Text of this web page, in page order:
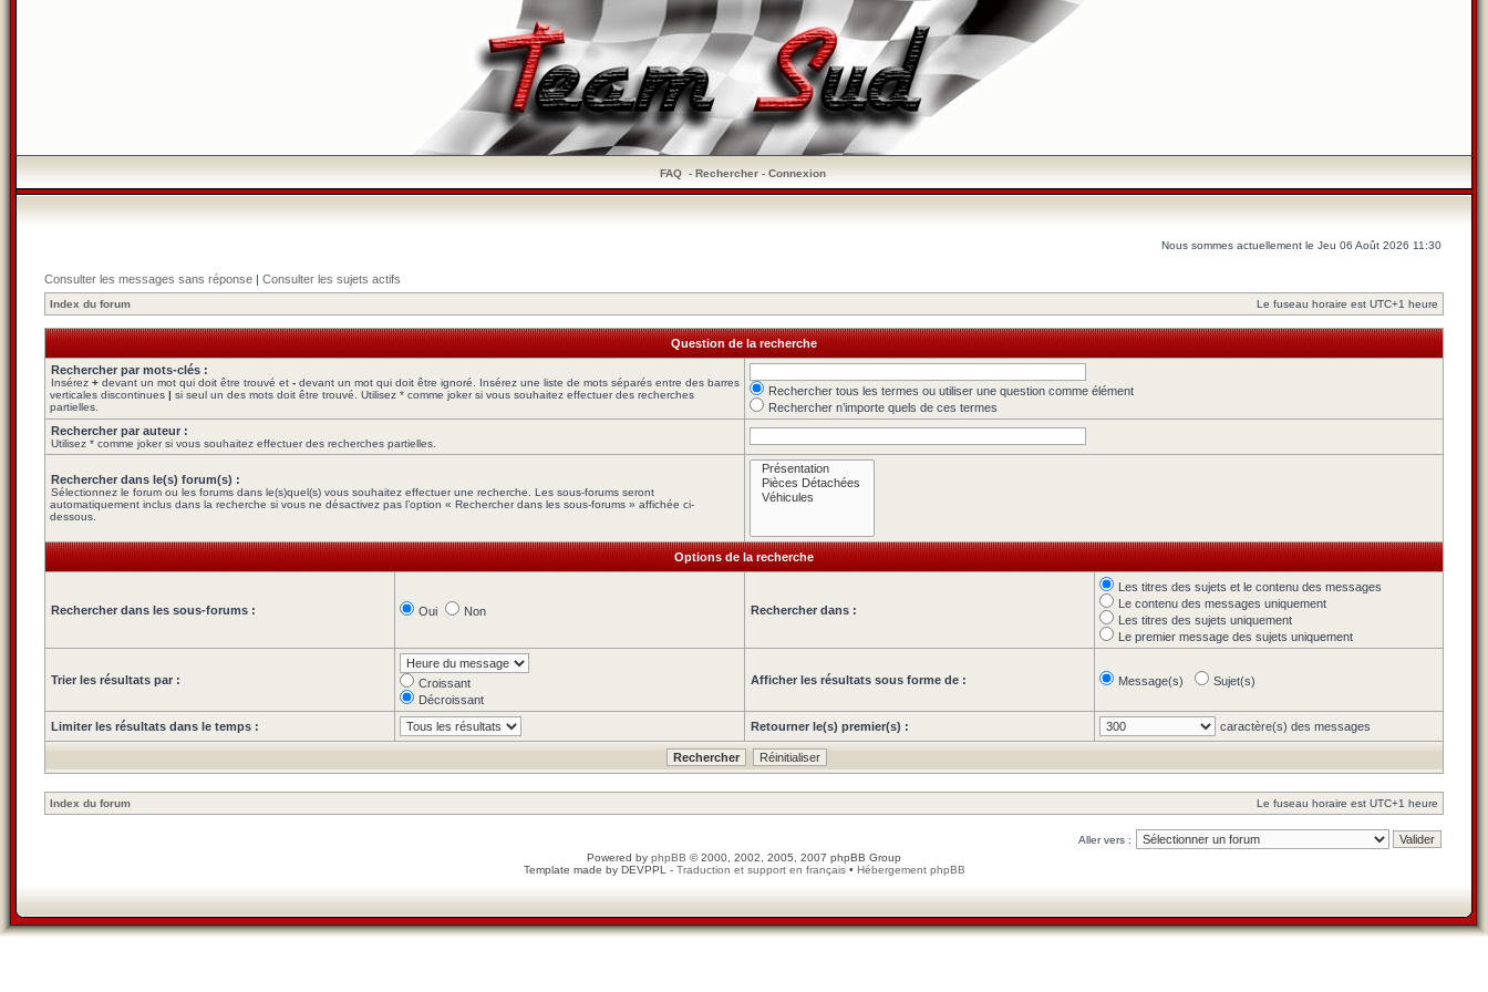
FAQ- Rechercher- Connexion
Nous sommes actuellement le Jeu 06 Août 2026 11:30
Consulter les messages sans réponse | Consulter les sujets actifs
Index du forum Le fuseau horaire est UTC+1 heure
Question de la recherche
Rechercher par mots-clés :
Insérez + devant un mot qui doit être trouvé et - devant un mot qui doit être ignoré. Insérez une liste de mots séparés entre des barres
verticales discontinues | si seul un des mots doit être trouvé. Utilisez * comme joker si vous souhaitez effectuer des recherches
partielles.
Rechercher tous les termes ou utiliser une question comme élément
Rechercher n’importe quels de ces termes
Rechercher par auteur :
Utilisez * comme joker si vous souhaitez effectuer des recherches partielles.
Rechercher dans le(s) forum(s) :
Sélectionnez le forum ou les forums dans le(s)quel(s) vous souhaitez effectuer une recherche. Les sous-forums seront
automatiquement inclus dans la recherche si vous ne désactivez pas l’option « Rechercher dans les sous-forums » affichée ci-
dessous.
Options de la recherche
Rechercher dans les sous-forums : Oui Non Rechercher dans :
Les titres des sujets et le contenu des messages
Le contenu des messages uniquement
Les titres des sujets uniquement
Le premier message des sujets uniquement
Trier les résultats par :
Croissant
Décroissant
Afficher les résultats sous forme de : Message(s) Sujet(s)
Limiter les résultats dans le temps : Retourner le(s) premier(s) : caractère(s) des messages
Index du forum Le fuseau horaire est UTC+1 heure
Aller vers :
Powered by phpBB © 2000, 2002, 2005, 2007 phpBB Group
Template made by DEVPPL - Traduction et support en français• Hébergement phpBB